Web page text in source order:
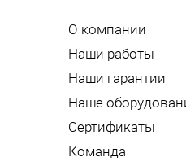
О компании
Наши работы
Наши гарантии
Наше
Сертификаты
Команда